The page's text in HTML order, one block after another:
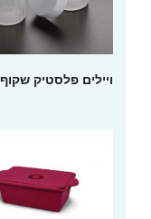
ויילים פלסטיק שקוף